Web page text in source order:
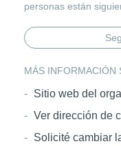
personas están
MÁS INFORMACIÓN
Sitio web del
Ver dirección de
Solicité cambiar